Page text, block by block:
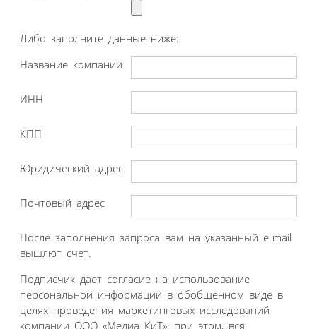
Либо заполните данные ниже:
Название компании
ИНН
КПП
Юридический адрес
Почтовый адрес
После заполнения запроса вам на указанный e-mail
вышлют счет.
Подписчик дает согласие на использование
персональной информации в обобщенном виде в
целях проведения маркетинговых исследований
компании ООО «Медиа КиТ», при этом, вся